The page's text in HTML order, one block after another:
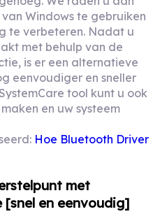
Windows te gebruiken
te verbeteren. Nadat u
met behulp van de
is er een alternatieve
eenvoudiger en sneller
tool kunt u ook
en uw systeem
Hoe Bluetooth Driver
met
[snel en eenvoudig]